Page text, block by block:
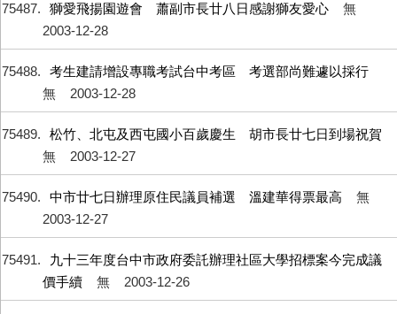
75487 獅愛飛揚園遊會 蕭副市長廿八日感謝獅友愛心
無
2003-12-28
75488
考生建請增設專職考試台中考區 考選部尚難遽以採行
無
2003-12-28
75489
松竹、北屯及西屯國小百歲慶生 胡市長廿七日到場祝賀
無
2003-12-27
75490 中市廿七日辦理原住民議員補選 溫建華得票最高
無
2003-12-27
75491
九十三年度台中市政府委託辦理社區大學招標案今完成議
價手續
無 2003-12-26